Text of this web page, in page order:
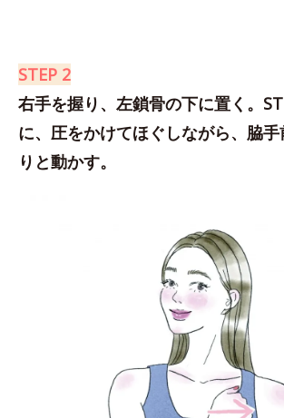
STEP 2
右手を握り、左鎖骨の下に置く。
に、圧をかけてほぐしながら、脇手
りと動かす。